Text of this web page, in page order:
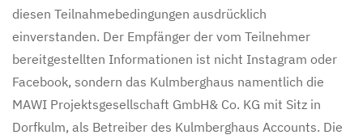
diesen Teilnahmebedingungen ausdrücklich
einverstanden. Der Empfänger der vom Teilnehmer
bereitgestellten Informationen ist nicht Instagram oder
Facebook, sondern das Kulmberghaus namentlich die
MAWI Projektsgesellschaft GmbH& Co. KG mit Sitz in
Dorfkulm, als Betreiber des Kulmberghaus Accounts. Die